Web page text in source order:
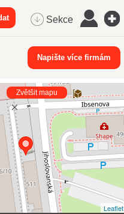
Sekce
Napište více firmám
Leaflet
Zvětšit mapu